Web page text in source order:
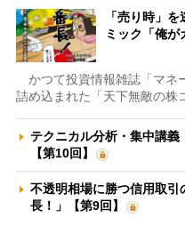
「売り時」
ミック「俺が
かつて投資情報雑誌「マネ
詰め込まれた「天下無敵の株
テクニカル分析・集中講
【第10回】
不透明相場に勝つ信用取
長！」【第9回】